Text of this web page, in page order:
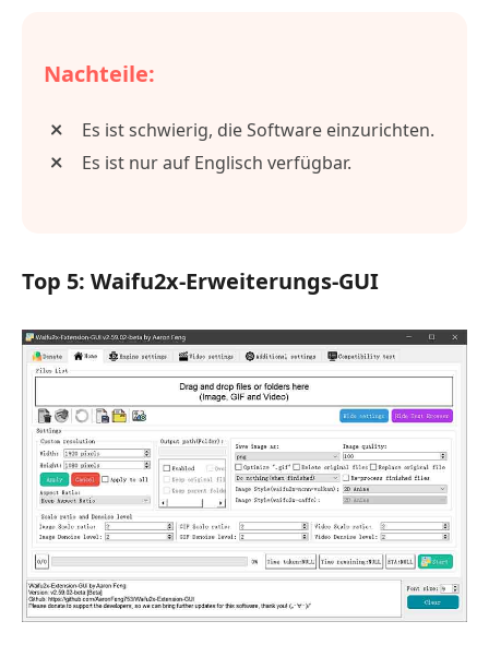
Nachteile:
Es ist schwierig, die Software einzurichten.
Es ist nur auf Englisch verfügbar.
Top 5: Waifu2x-Erweiterungs-GUI